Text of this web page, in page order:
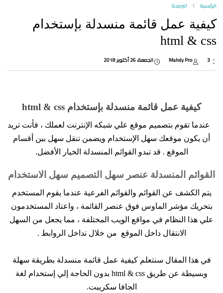
الرئيسية البرمجة
كيفية عمل قائمة منسدلة بإستخدام
html & css
3
Mahdy Pro الجمعة، 26 أكتوبر 2018
كيفية عمل قائمة منسدلة بإستخدام html & css
‌ عندما تقوم بتصميم موقع علي شبكه الإنترنت لعملك ، فأنت تريد
أن يكون موقعك سهل الإستخدام ويضمن تنقل سهل بين أقسام
الموقع . قد تبدو القوائم المنسدلة الخيار الأفضل.
القوائم المنسدلة عنصر سهل التصميم سهل الاستخدام
يتم الكشف عن القوائم والقوائم الفرعية عندما يقوم المستخدم
بتحريك مؤشر الماوس فوق عنصر القائمة ، واعتاد المستخدمون
علي هذا النظام في مواقع الويب المختلفة ، مما يجعل من السهل
الانتقال داخل الموقع من خلال تداخل الروابط .
في هذا المقال سنتعلم كيفية عمل قائمة منسدلة بطريقة سهلة
وبسيطة عن طريق html & css بدون الحاجة إلي إستخدام لغة
الجافا سكريبت.